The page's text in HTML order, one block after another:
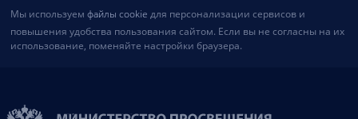
Мы используем файлы cookie для персонализации сервисов и
повышения удобства пользования сайтом. Если вы не согласны на их
использование, поменяйте настройки браузера.